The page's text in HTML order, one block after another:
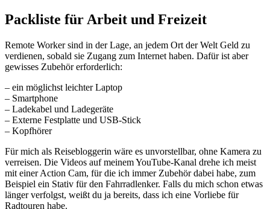
Packliste für Arbeit und Freizeit
Remote Worker sind in der Lage, an jedem Ort der Welt Geld zu
verdienen, sobald sie Zugang zum Internet haben. Dafür ist aber
gewisses Zubehör erforderlich:
– ein möglichst leichter Laptop
– Smartphone
– Ladekabel und Ladegeräte
– Externe Festplatte und USB-Stick
– Kopfhörer
Für mich als Reisebloggerin wäre es unvorstellbar, ohne Kamera zu
verreisen. Die Videos auf meinem YouTube-Kanal drehe ich meist
mit einer Action Cam, für die ich immer Zubehör dabei habe, zum
Beispiel ein Stativ für den Fahrradlenker. Falls du mich schon etwas
länger verfolgst, weißt du ja bereits, dass ich eine Vorliebe für
Radtouren habe.